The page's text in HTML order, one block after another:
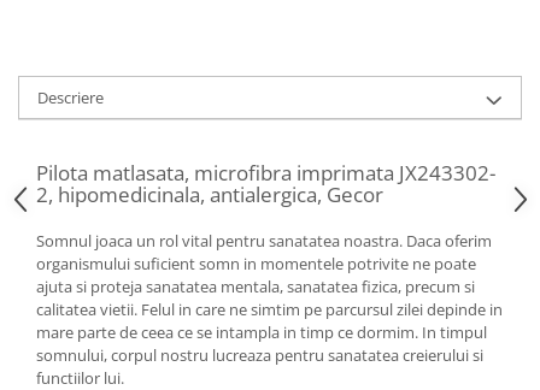
Descriere
Pilota matlasata, microfibra imprimata JX243302-
2, hipomedicinala, antialergica, Gecor
Somnul joaca un rol vital pentru sanatatea noastra. Daca oferim
organismului suficient somn in momentele potrivite ne poate
ajuta si proteja sanatatea mentala, sanatatea fizica, precum si
calitatea vietii. Felul in care ne simtim pe parcursul zilei depinde in
mare parte de ceea ce se intampla in timp ce dormim. In timpul
somnului, corpul nostru lucreaza pentru sanatatea creierului si
functiilor lui.